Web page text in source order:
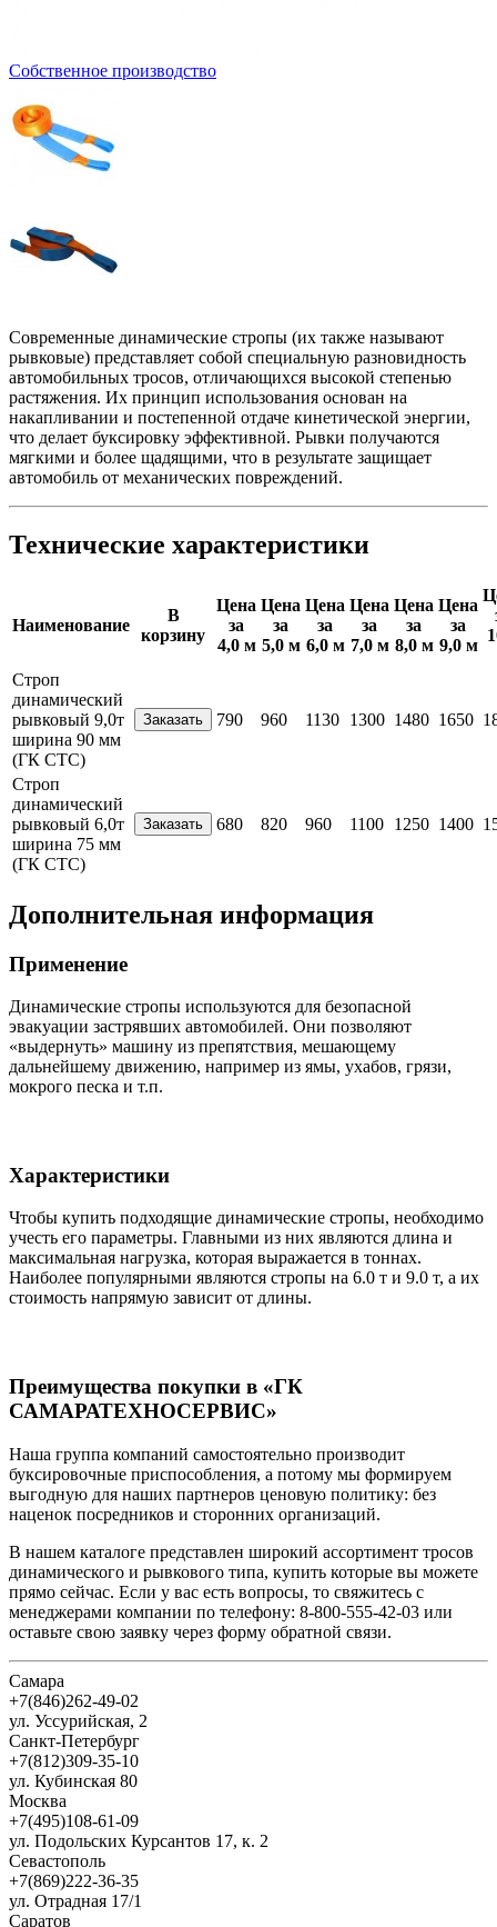
Собственное производство
Современные динамические стропы (их также называют
рывковые) представляет собой специальную разновидность
автомобильных тросов, отличающихся высокой степенью
растяжения. Их принцип использования основан на
накапливании и постепенной отдаче кинетической энергии,
что делает буксировку эффективной. Рывки получаются
мягкими и более щадящими, что в результате защищает
автомобиль от механических повреждений.
Технические характеристики
Наименование
В
корзину
Цена
за
4,0 м
Цена
за
5,0 м
Цена
за
6,0 м
Цена
за
7,0 м
Цена
за
8,0 м
Цена
за
9,0 м
Строп
динамический
рывковый 9,0т
ширина 90 мм
(ГК СТС)
790 960 1130 1300 1480 1650
Строп
динамический
рывковый 6,0т
ширина 75 мм
(ГК СТС)
680 820 960 1100 1250 1400
Дополнительная информация
Применение
Динамические стропы используются для безопасной
эвакуации застрявших автомобилей. Они позволяют
«выдернуть» машину из препятствия, мешающему
дальнейшему движению, например из ямы, ухабов, грязи,
мокрого песка и т.п.
Характеристики
Чтобы купить подходящие динамические стропы, необходимо
учесть его параметры. Главными из них являются длина и
максимальная нагрузка, которая выражается в тоннах.
Наиболее популярными являются стропы на 6.0 т и 9.0 т, а их
стоимость напрямую зависит от длины.
Преимущества покупки в «ГК
САМАРАТЕХНОСЕРВИС»
Наша группа компаний самостоятельно производит
буксировочные приспособления, а потому мы формируем
выгодную для наших партнеров ценовую политику: без
наценок посредников и сторонних организаций.
В нашем каталоге представлен широкий ассортимент тросов
динамического и рывкового типа, купить которые вы можете
прямо сейчас. Если у вас есть вопросы, то свяжитесь с
менеджерами компании по телефону: 8-800-555-42-03 или
оставьте свою заявку через форму обратной связи.
Самара
+7(846)262-49-02
ул. Уссурийская, 2
Санкт-Петербург
+7(812)309-35-10
ул. Кубинская 80
Москва
+7(495)108-61-09
ул. Подольских Курсантов 17, к. 2
Севастополь
+7(869)222-36-35
ул. Отрадная 17/1
Саратов